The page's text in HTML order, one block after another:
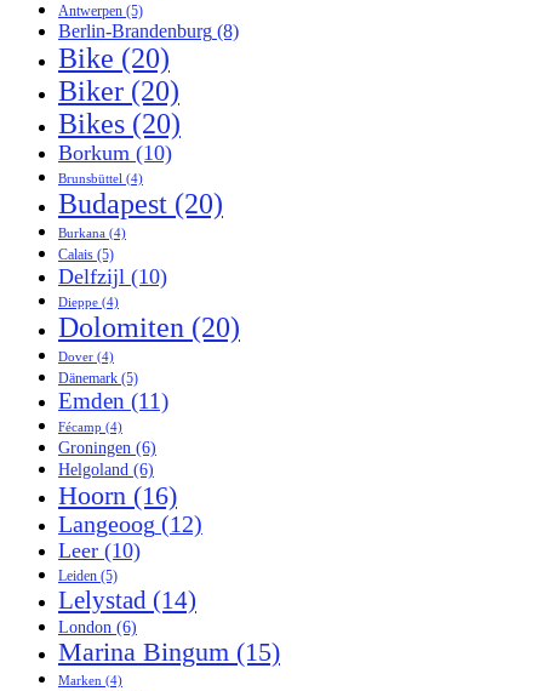
Antwerpen (5)
Berlin-Brandenburg (8)
Bike (20)
Biker (20)
Bikes (20)
Borkum (10)
Brunsbüttel (4)
Budapest (20)
Burkana (4)
Calais (5)
Delfzijl (10)
Dieppe (4)
Dolomiten (20)
Dover (4)
Dänemark (5)
Emden (11)
Fécamp (4)
Groningen (6)
Helgoland (6)
Hoorn (16)
Langeoog (12)
Leer (10)
Leiden (5)
Lelystad (14)
London (6)
Marina Bingum (15)
Marken (4)